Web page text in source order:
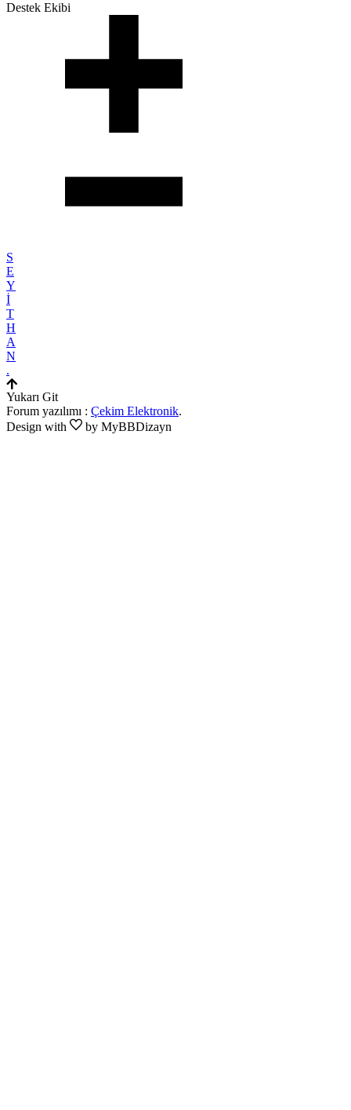
Destek Ekibi
S
E
Y
İ
T
H
A
N
.
Yukarı Git
Forum yazılımı : Çekim Elektronik.
Design with
by MyBBDizayn